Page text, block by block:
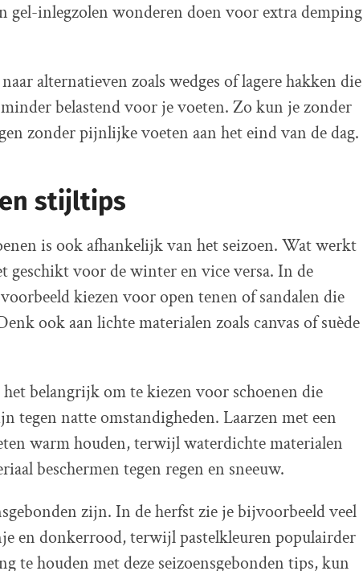
gel-inlegzolen wonderen doen voor extra demping
alternatieven zoals wedges of lagere hakken die
belastend voor je voeten. Zo kun je zonder
zonder pijnlijke voeten aan het eind van de dag.
stijltips
is ook afhankelijk van het seizoen. Wat werkt
geschikt voor de winter en vice versa. In de
kiezen voor open tenen of sandalen die
ook aan lichte materialen zoals canvas of suède
belangrijk om te kiezen voor schoenen die
tegen natte omstandigheden. Laarzen met een
warm houden, terwijl waterdichte materialen
beschermen tegen regen en sneeuw.
zijn. In de herfst zie je bijvoorbeeld veel
en donkerrood, terwijl pastelkleuren populairder
te houden met deze seizoensgebonden tips, kun